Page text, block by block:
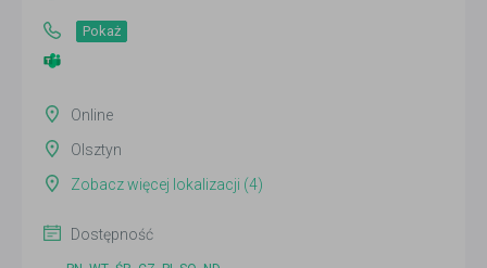
Pokaż
Online
Olsztyn
Zobacz więcej lokalizacji (4)
Dostępność